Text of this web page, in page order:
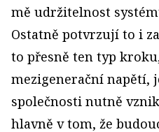
mě udržitelnost
Ostatně potvrzují to i
to přesně ten typ
mezigenerační napětí,
společnosti nutně
hlavně v tom, že